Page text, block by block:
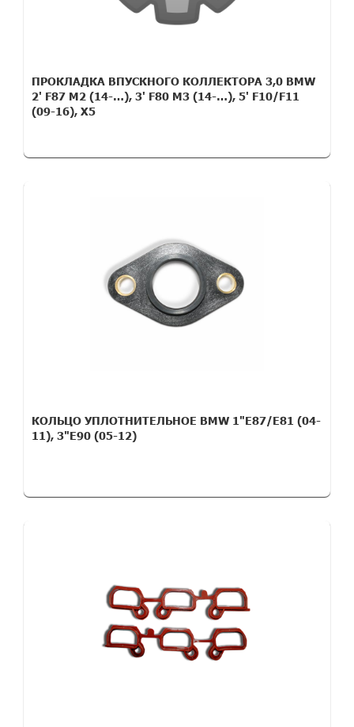
ПРОКЛАДКА ВПУСКНОГО КОЛЛЕКТОРА 3,0 BMW
2' F87 M2 (14-…), 3' F80 M3 (14-…), 5' F10/F11
(09-16), X5
КОЛЬЦО УПЛОТНИТЕЛЬНОЕ BMW 1"E87/E81 (04-
11), 3"E90 (05-12)